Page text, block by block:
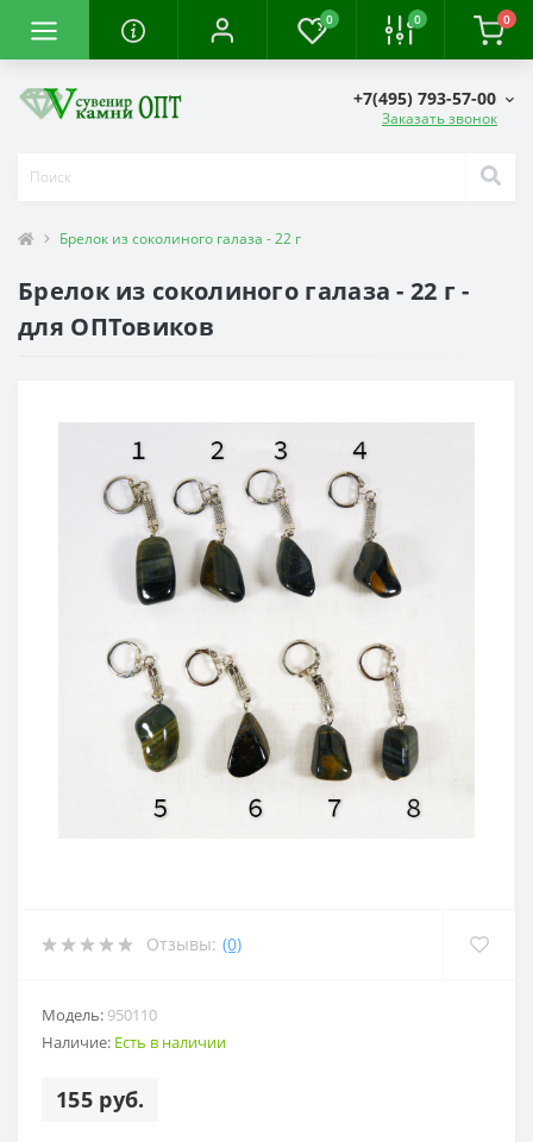
0 0 0
+7(495) 793-57-00
Заказать звонок
Брелок из соколиного галаза - 22 г
Брелок из соколиного галаза - 22 г -
для ОПТовиков
Отзывы: (0)
Модель: 950110
Наличие: Есть в наличии
155 руб.